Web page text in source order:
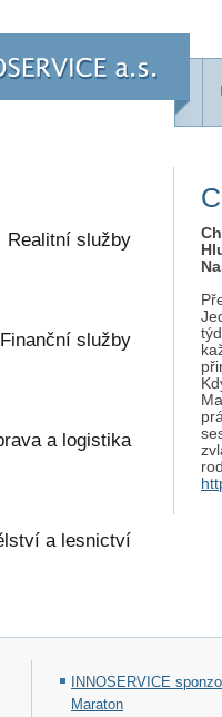
Realitní služby
Finanční služby
a logistika
a lesnictví
INNOSERVICE
Maraton